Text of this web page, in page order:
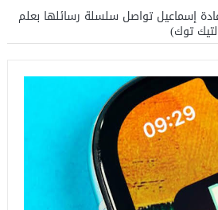
إسماعيل تواصل سلسلة رسائلها بعلم
توك)